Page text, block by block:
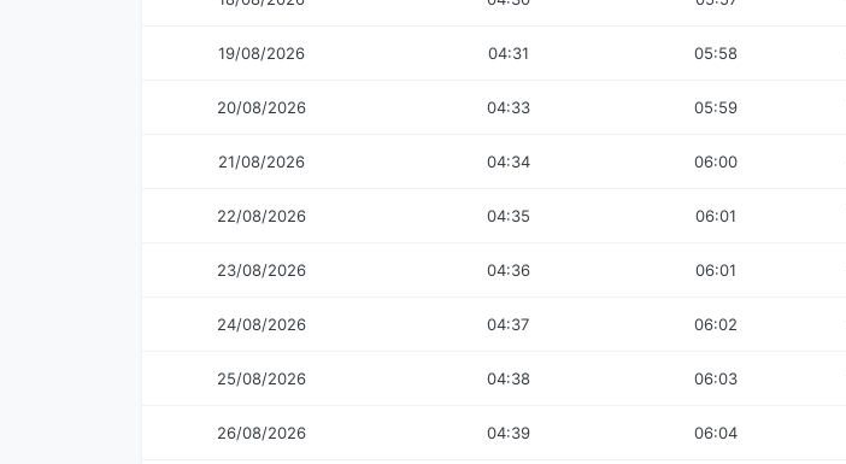
19/08/2026 04:31 05:58
20/08/2026 04:33 05:59
21/08/2026 04:34 06:00
22/08/2026 04:35 06:01
23/08/2026 04:36 06:01
24/08/2026 04:37 06:02
25/08/2026 04:38 06:03
26/08/2026 04:39 06:04